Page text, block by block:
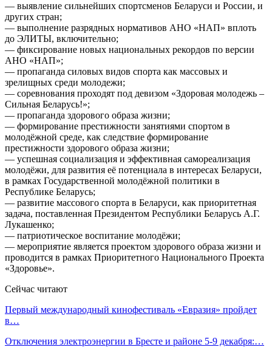
— выявление сильнейших спортсменов Беларуси и России, и
других стран;
— выполнение разрядных нормативов АНО «НАП» вплоть
до ЭЛИТЫ, включительно;
— фиксирование новых национальных рекордов по версии
АНО «НАП»;
— пропаганда силовых видов спорта как массовых и
зрелищных среди молодежи;
— соревнования проходят под девизом «Здоровая молодежь –
Сильная Беларусь!»;
— пропаганда здорового образа жизни;
— формирование престижности занятиями спортом в
молодёжной среде, как следствие формирование
престижности здорового образа жизни;
— успешная социализация и эффективная самореализация
молодёжи, для развития её потенциала в интересах Беларуси,
в рамках Государственной молодёжной политики в
Республике Беларусь;
— развитие массового спорта в Беларуси, как приоритетная
задача, поставленная Президентом Республики Беларусь А.Г.
Лукашенко;
— патриотическое воспитание молодёжи;
— мероприятие является проектом здорового образа жизни и
проводится в рамках Приоритетного Национального Проекта
«Здоровье».
Сейчас читают
Первый международный кинофестиваль «Евразия» пройдет
в…
Отключения электроэнергии в Бресте и районе 5-9 декабря:…